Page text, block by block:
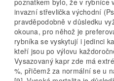
poznatkem bylo, že v rybníce
invazní střevlička východní
pravděpodobně v důsledku
okouna, pro něhož je
rybníka se vyskytují i jedinci
kteří jsou po výlovu
Vysazovaný kapr zde má
%, přičemž za normální se u